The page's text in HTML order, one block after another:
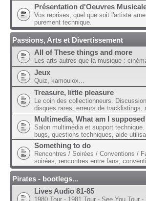
Présentation d'Oeuvres
Vos reprises, quel que soit l'artiste
purement technique.
Passions, Arts et Divertissement
All of These things and more
Les arts autres que la musique :
Jeux
Quiz, kamoulox...
Treasure, little pleasure
Le coin des collectionneurs.
disques rares, erreurs de
Multimedia, What am I
Salon multimédia et support
bugs, questions techniques, aide
Something to do
Rencontres / Soirées / Conventions /
soirées, rencontres entre fans,
Pirates - bootlegs...
Lives Audio 81-85
1980 Tour - 1981 Tour - See You Tour